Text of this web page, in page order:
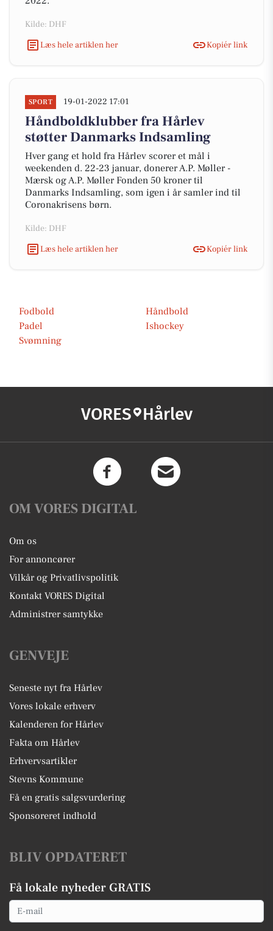
Kilde: DHF
Læs hele artiklen her
Kopiér link
SPORT 19-01-2022 17:01
Håndboldklubber fra Hårlev
støtter Danmarks Indsamling
Hver gang et hold fra Hårlev scorer et mål i
weekenden d. 22-23 januar, donerer A.P. Møller -
Mærsk og A.P. Møller Fonden 50 kroner til
Danmarks Indsamling, som igen i år samler ind til
Coronakrisens børn.
Kilde: DHF
Læs hele artiklen her
Kopiér link
Fodbold
Håndbold
Padel
Ishockey
Svømning
VORES Hårlev
OM VORES DIGITAL
Om os
For annoncører
Vilkår og Privatlivspolitik
Kontakt VORES Digital
Administrer samtykke
GENVEJE
Seneste nyt fra Hårlev
Vores lokale erhverv
Kalenderen for Hårlev
Fakta om Hårlev
Erhvervsartikler
Stevns Kommune
Få en gratis salgsvurdering
Sponsoreret indhold
BLIV OPDATERET
Få lokale nyheder GRATIS
Email